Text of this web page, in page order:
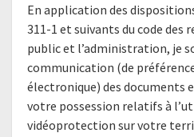
En application des
311-1 et suivants du code des
public et l’administration, je
communication (de
électronique) des documents
votre possession relatifs à
vidéoprotection sur votre